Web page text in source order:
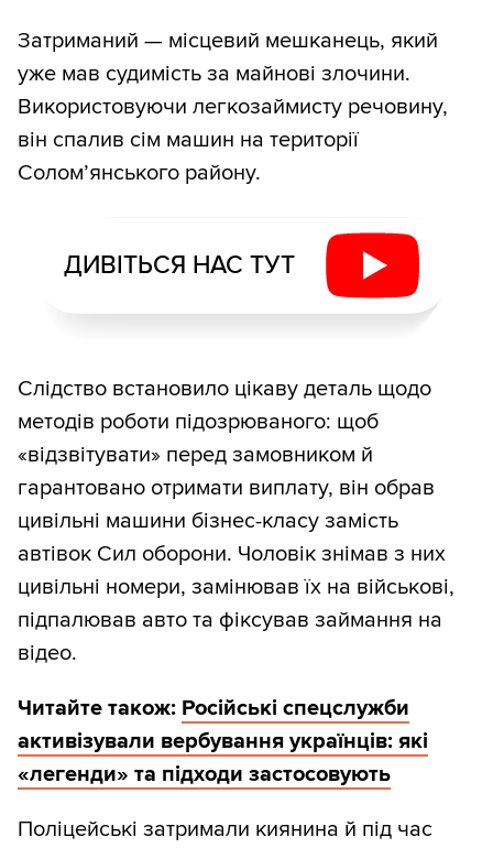
Затриманий — місцевий мешканець, який
уже мав судимість за майнові злочини.
Використовуючи легкозаймисту речовину,
він спалив сім машин на території
Солом’янського району.
ДИВІТЬСЯ НАС ТУТ
Слідство встановило цікаву деталь щодо
методів роботи підозрюваного: щоб
«відзвітувати» перед замовником й
гарантовано отримати виплату, він обрав
цивільні машини бізнес-класу замість
автівок Сил оборони. Чоловік знімав з них
цивільні номери, замінював їх на військові,
підпалював авто та фіксував займання на
відео.
Читайте також: Російські спецслужби
активізували вербування українців: які
«легенди» та підходи застосовують
Поліцейські затримали киянина й під час